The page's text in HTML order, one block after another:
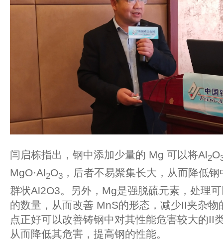
闫启栋指出，钢中添加少量的 Mg 可以将Al2O
MgO·Al2O3 ，后者不易聚集长大，从而降低
群状Al2O3。另外，Mg是强脱硫元素，处理
的数量，从而改善 MnS的形态，减少II夹杂
点正好可以改善铸钢中对其性能危害较大的II
从而降低其危害，提高钢的性能。